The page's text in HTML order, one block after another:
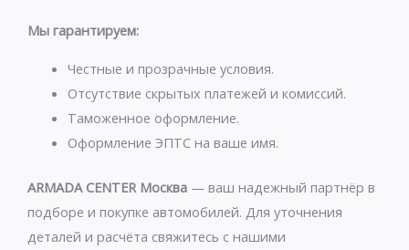
s
p
p
g
a
m
Мы гарантируем:
Честные и прозрачные условия.
Отсутствие скрытых платежей и комиссий.
Таможенное оформление.
Оформление ЭПТС на ваше имя.
ARMADA CENTER Москва — ваш надежный партнёр в
подборе и покупке автомобилей. Для уточнения
деталей и расчёта свяжитесь с нашими